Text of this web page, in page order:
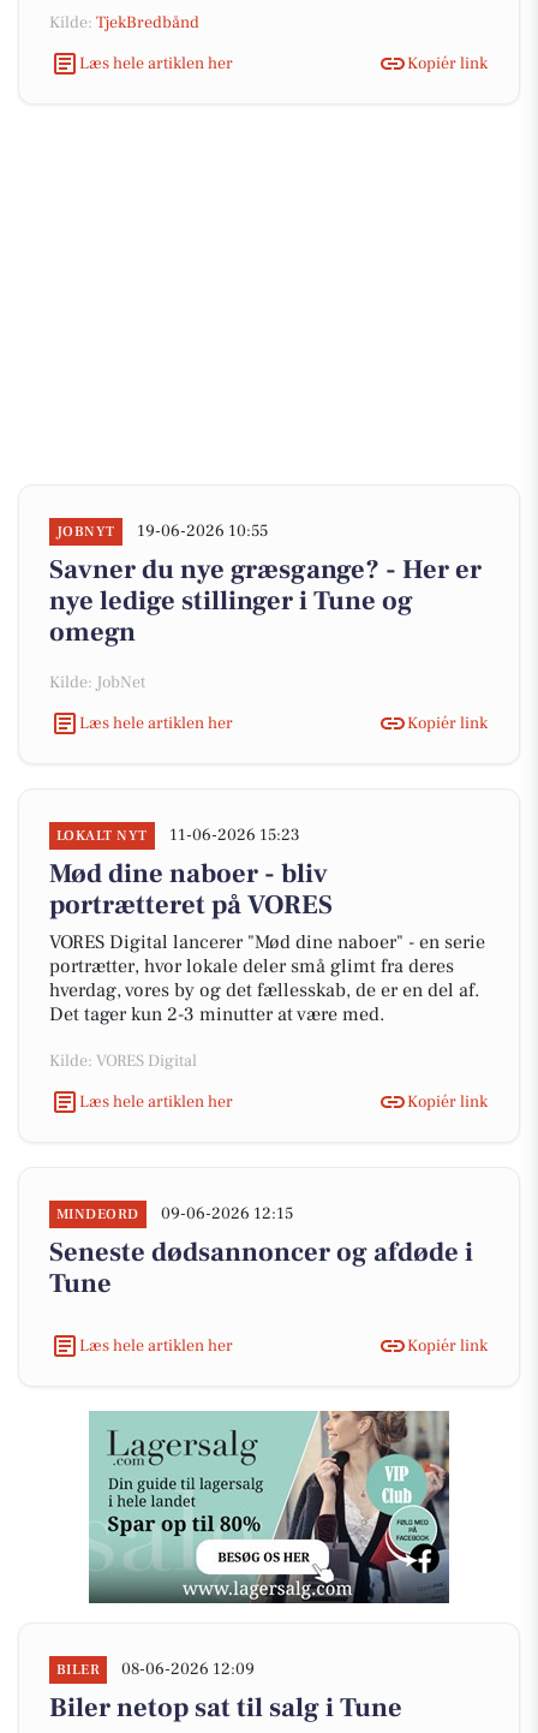
Kilde: TjekBredbånd
Læs hele artiklen her
Kopiér link
JOBNYT 19-06-2026 10:55
Savner du nye græsgange? - Her er
nye ledige stillinger i Tune og
omegn
Kilde: JobNet
Læs hele artiklen her
Kopiér link
LOKALT NYT 11-06-2026 15:23
Mød dine naboer - bliv
portrætteret på VORES
VORES Digital lancerer "Mød dine naboer" - en serie
portrætter, hvor lokale deler små glimt fra deres
hverdag, vores by og det fællesskab, de er en del af.
Det tager kun 2-3 minutter at være med.
Kilde: VORES Digital
Læs hele artiklen her
Kopiér link
MINDEORD 09-06-2026 12:15
Seneste dødsannoncer og afdøde i
Tune
Læs hele artiklen her Kopiér link
BILER 08-06-2026 12:09
Biler netop sat til salg i Tune